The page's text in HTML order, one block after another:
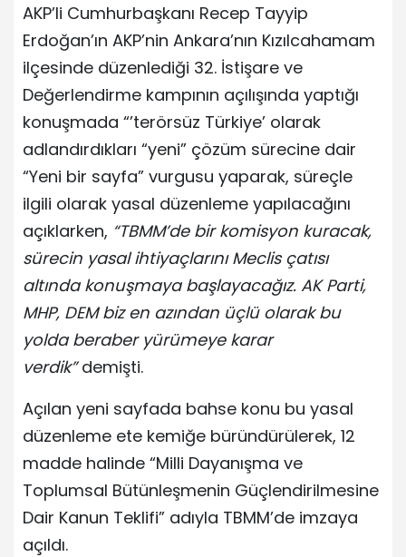
AKP’li Cumhurbaşkanı Recep Tayyip
Erdoğan’ın AKP’nin Ankara’nın Kızılcahamam
ilçesinde düzenlediği 32. İstişare ve
Değerlendirme kampının açılışında yaptığı
konuşmada “’terörsüz Türkiye’ olarak
adlandırdıkları “yeni” çözüm sürecine dair
“Yeni bir sayfa” vurgusu yaparak, süreçle
ilgili olarak yasal düzenleme yapılacağını
açıklarken, “TBMM’de bir komisyon kuracak,
sürecin yasal ihtiyaçlarını Meclis çatısı
altında konuşmaya başlayacağız. AK Parti,
MHP, DEM biz en azından üçlü olarak bu
yolda beraber yürümeye karar
verdik”demişti.
Açılan yeni sayfada bahse konu bu yasal
düzenleme ete kemiğe büründürülerek, 12
madde halinde “Milli Dayanışma ve
Toplumsal Bütünleşmenin Güçlendirilmesine
Dair Kanun Teklifi” adıyla TBMM’de imzaya
açıldı.